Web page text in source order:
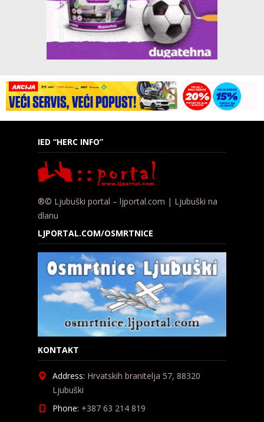
IED “HERC INFO”
®© Ljubuški portal – ljportal.com | Ljubuški na
dlanu
LJPORTAL.COM/OSMRTNICE
KONTAKT
Address: Hrvatskih branitelja 57, 88320
Ljubuški
Phone: +387 63 214 819